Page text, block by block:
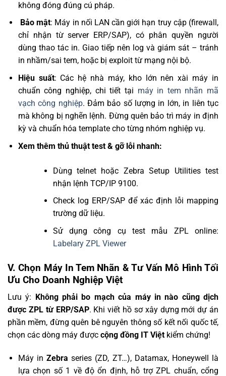
không đóng đúng cú pháp.
Bảo mật: Máy in nối LAN cần giới hạn truy cập (firewall,
chỉ nhận từ server ERP/SAP), có phân quyền người
dùng thao tác in. Giao tiếp nên log và giám sát – tránh
in nhầm/sai tem, hoặc bị exploit từ mạng nội bộ.
Hiệu suất: Các hệ nhà máy, kho lớn nên xài máy in
chuẩn công nghiệp, chi tiết tại máy in tem nhãn mã
vạch công nghiệp. Đảm bảo số lượng in lớn, in liên tục
mà không bị nghẽn lệnh. Đừng quên bảo trì máy in định
kỳ và chuẩn hóa template cho từng nhóm nghiệp vụ.
Xem thêm thủ thuật test & gỡ lỗi nhanh:
Dùng telnet hoặc Zebra Setup Utilities test
nhận lệnh TCP/IP 9100.
Check log ERP/SAP để xác định lỗi mapping
trường dữ liệu.
Sử dụng công cụ test mẫu ZPL online:
Labelary ZPL Viewer
V. Chọn Máy In Tem Nhãn & Tư Vấn Mô Hình Tối
Ưu Cho Doanh Nghiệp Việt
Lưu ý:
Không phải bo mạch của máy in nào cũng dịch
được ZPL từ ERP/SAP. Khi viết hồ sơ xây dựng mới dự án
phần mềm, đừng quên bê nguyên thông số kết nối quốc tế,
chọn các dòng máy được cộng đồng IT Việt kiểm chứng!
Máy inZebra series (ZD, ZT…), Datamax, Honeywell là
lựa chọn số 1 về độ ổn định, hỗ trợ ZPL chuẩn, cổng